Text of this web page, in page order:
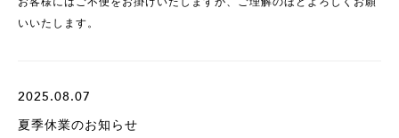
いいたします。
2025.08.07
夏季休業のお知らせ